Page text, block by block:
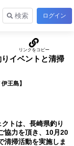
検索 ログイン
イベントと清掃
王島】
トは、長崎県釣り
協力を頂き、10月20
清掃活動を実施しま